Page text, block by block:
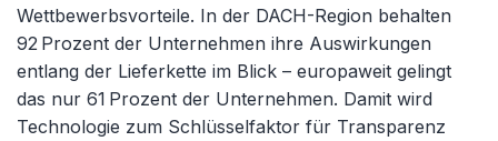
Wettbewerbsvorteile. In der DACH-Region behalten
92 Prozent der Unternehmen ihre Auswirkungen
entlang der Lieferkette im Blick – europaweit gelingt
das nur 61 Prozent der Unternehmen. Damit wird
Technologie zum Schlüsselfaktor für Transparenz